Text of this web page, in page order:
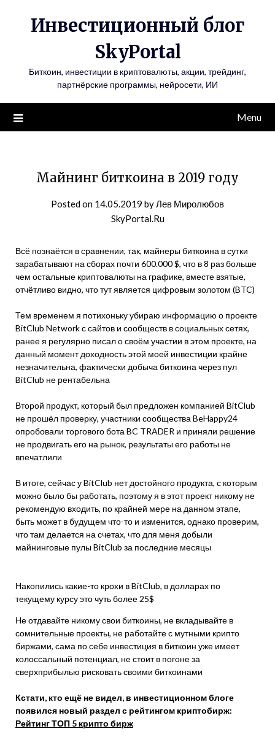
Инвестиционный блог
SkyPortal
Биткоин, инвестиции в криптовалюты, акции, трейдинг,
партнёрские программы, нейросети, ИИ
Menu
Майнинг биткоина в 2019 году
Posted on 14.05.2019 byЛев Миролюбов
SkyPortal.Ru
Всё познаётся в сравнении, так, майнеры биткоина в сутки
зарабатывают на сборах почти 600.000 $, что в 8 раз больше
чем остальные криптовалюты на графике, вместе взятые,
отчётливо видно, что тут является цифровым золотом (BTC)
Тем временем я потихоньку убираю информацию о проекте
BitClub Network с сайтов и сообществ в социальных сетях,
ранее я регулярно писал о своём участии в этом проекте, на
данный момент доходность этой моей инвестиции крайне
незначительна, фактически добыча биткоина через пул
BitClub не рентабельна
Второй продукт, который был предложен компанией BitClub
не прошёл проверку, участники сообщества BeHappy24
опробовали торгового бота BC TRADER и приняли решение
не продвигать его на рынок, результаты его работы не
впечатлили
В итоге, сейчас у BitClub нет достойного продукта, с которым
можно было бы работать, поэтому я в этот проект никому не
рекомендую входить, по крайней мере на данном этапе,
быть может в будущем что-то и изменится, однако проверим,
что там делается на счетах, что для меня добыли
майнинговые пулы BitClub за последние месяцы
Накопились какие-то крохи в BitClub, в долларах по
текущему курсу это чуть более 25$
Не отдавайте никому свои биткоины, не вкладывайте в
сомнительные проекты, не работайте с мутными крипто
биржами, сама по себе инвестиция в биткоин уже имеет
колоссальный потенциал, не стоит в погоне за
сверхприбылью рисковать своими биткоинами
Кстати, кто ещё не видел, в инвестиционном блоге
появился новый раздел с рейтингом криптобирж:
Рейтинг ТОП 5 крипто бирж